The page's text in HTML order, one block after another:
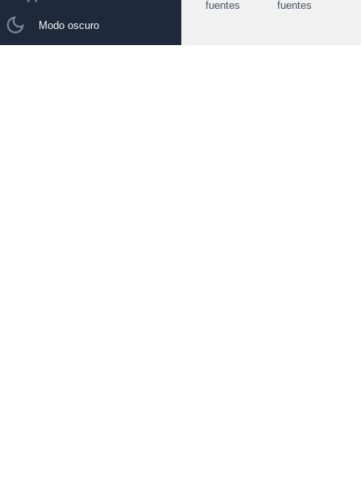
Modo oscuro
fuentes fuentes